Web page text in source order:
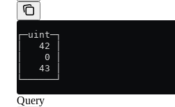
┌─uint─┐
│   42 │
│    0 │
│   43 │
└──────┘
Query